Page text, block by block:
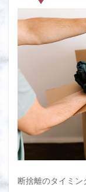
断捨離のタイミ